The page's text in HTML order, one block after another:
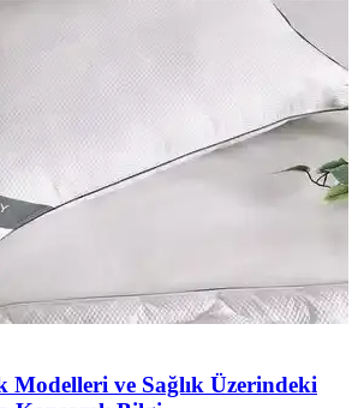
Modelleri ve Sağlık Üzerindeki